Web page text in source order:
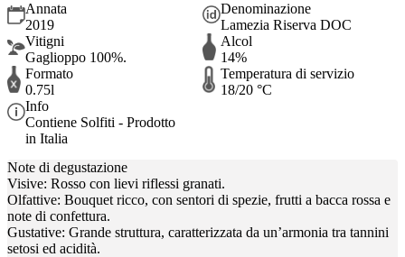
Annata
2019
Denominazione
Lamezia Riserva DOC
Vitigni
Gaglioppo 100%.
Alcol
14%
Formato
0.75l
Temperatura di servizio
18/20 °C
Info
Contiene Solfiti - Prodotto
in Italia
Note di degustazione
Visive: Rosso con lievi riflessi granati.
Olfattive: Bouquet ricco, con sentori di spezie, frutti a bacca rossa e
note di confettura.
Gustative: Grande struttura, caratterizzata da un’armonia tra tannini
setosi ed acidità.